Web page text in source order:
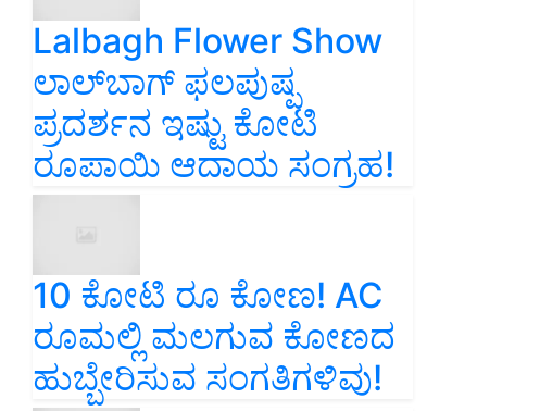
Lalbagh Flower Show
ಲಾಲ್‌ಬಾಗ್ ಫಲಪುಷ್ಪ
ಪ್ರದರ್ಶನ ಇಷ್ಟು ಕೋಟಿ
ರೂಪಾಯಿ ಆದಾಯ ಸಂಗ್ರಹ!
10 ಕೋಟಿ ರೂ ಕೋಣ! AC
ರೂಮಲ್ಲಿ ಮಲಗುವ ಕೋಣದ
ಹುಬ್ಬೇರಿಸುವ ಸಂಗತಿಗಳಿವು!